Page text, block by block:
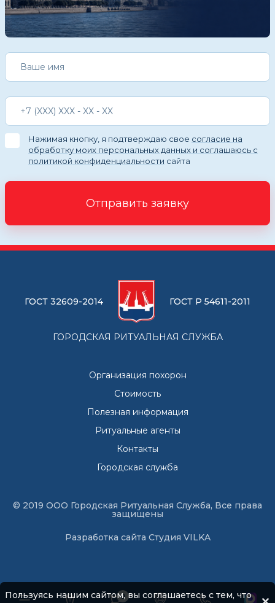
Нажимая кнопку, я подтверждаю свое согласие на
обработку моих персональных данных и соглашаюсь с
политикой конфиденциальности сайта
Отправить заявку
ГОСТ 32609-2014 ГОСТ Р 54611-2011
ГОРОДСКАЯ РИТУАЛЬНАЯ СЛУЖБА
Организация похорон
Стоимость
Полезная информация
Ритуальные агенты
Контакты
Городская служба
© 2019 ООО Городская Ритуальная Служба, Все права
защищены
Разработка сайта Студия VILKA
0
Пользуясь нашим сайтом, вы соглашаетесь с тем, что